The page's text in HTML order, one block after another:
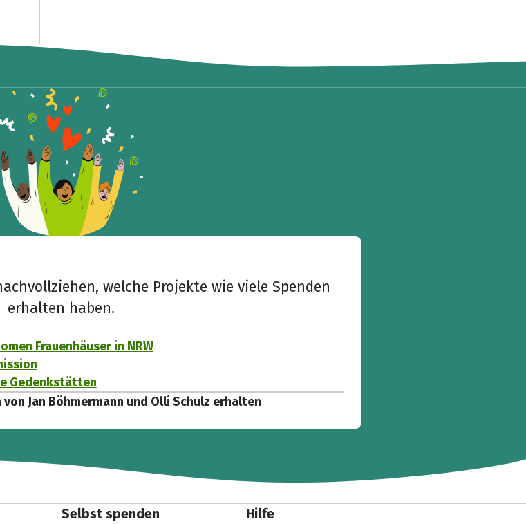
welche Projekte wie viele Spenden
erhalten haben.
Frauenhäuser in NRW
Gedenkstätten
Jan Böhmermann und Olli Schulz erhalten
Selbst spenden Hilfe